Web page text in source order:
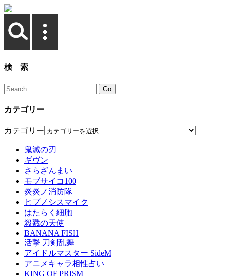
検 索
カテゴリー
カテゴリー
鬼滅の刃
ギヴン
さらざんまい
モブサイコ100
炎炎ノ消防隊
ヒプノシスマイク
はたらく細胞
殺戮の天使
BANANA FISH
活撃 刀剣乱舞
アイドルマスター SideM
アニメキャラ相性占い
KING OF PRISM